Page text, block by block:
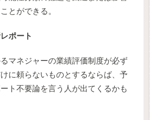
とができる。
ポート
マネジャーの業績評価制度が必ず
に頼らないものとするならば、予
ト不要論を言う人が出てくるかも